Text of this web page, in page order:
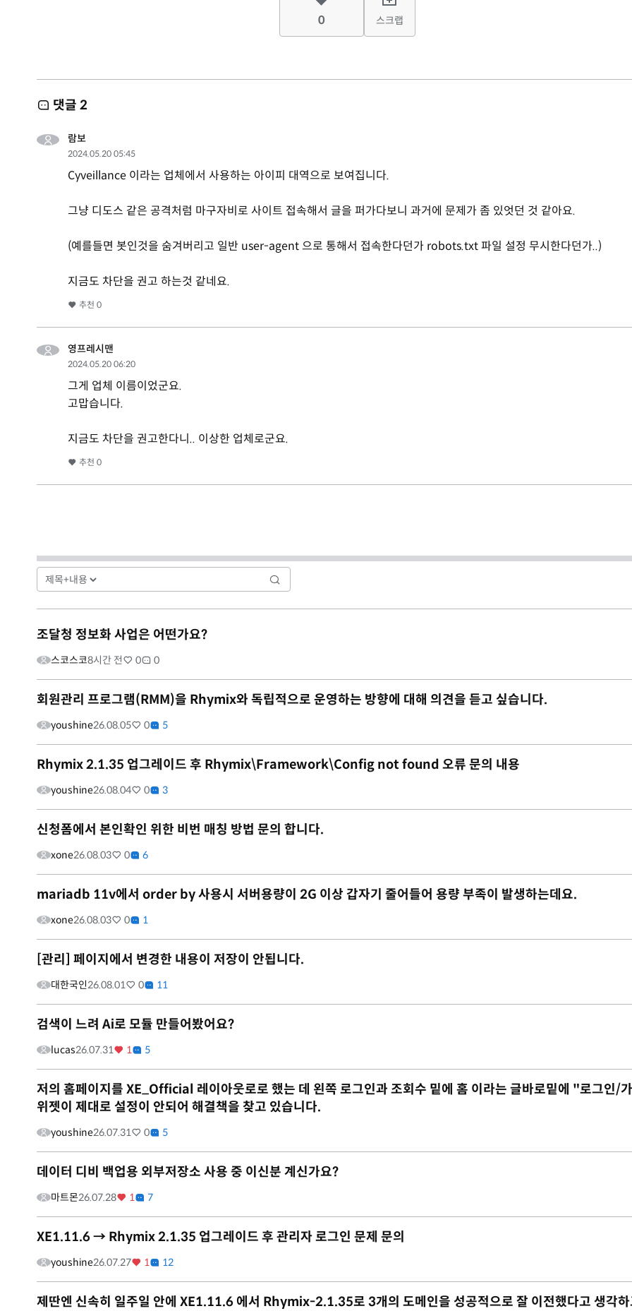
0 스크랩
댓글 2
람보
2024.05.20 05:45
Cyveillance 이라는 업체에서 사용하는 아이피 대역으로 보여집니다.
그냥 디도스 같은 공격처럼 마구자비로 사이트 접속해서 글을 퍼가다보니 과거에 문제가 좀 있엇던 것 같아요.
(예를들면 봇인것을 숨겨버리고 일반 user-agent 으로 통해서 접속한다던가 robots.txt 파일 설정 무시한다던가..)
지금도 차단을 권고 하는것 같네요.
추천 0
영프레시맨
2024.05.20 06:20
그게 업체 이름이었군요.
고맙습니다.
지금도 차단을 권고한다니.. 이상한 업체로군요.
추천 0
조달청 정보화 사업은 어떤가요?
스코스코8시간 전 0 0
회원관리 프로그램(RMM)을 Rhymix와 독립적으로 운영하는 방향에 대해 의견을 듣고 싶습니다.
youshine26.08.05 0 5
Rhymix 2.1.35 업그레이드 후 Rhymix\Framework\Config not found 오류 문의 내용
youshine26.08.04 0 3
신청폼에서 본인확인 위한 비번 매칭 방법 문의 합니다.
xone26.08.03 0 6
mariadb 11v에서 order by 사용시 서버용량이 2G 이상 갑자기 줄어들어 용량 부족이 발생하는데요.
xone26.08.03 0 1
[관리] 페이지에서 변경한 내용이 저장이 안됩니다.
대한국인26.08.01 0 11
검색이 느려 Ai로 모듈 만들어봤어요?
lucas26.07.31 1 5
저의 홈페이지를 XE_Official 레이아웃로로 했는 데 왼쪽 로그인과 조회수 밑에 홈 이라는 글바로밑에 "로그인/
위젯이 제대로 설정이 안되어 해결책을 찾고 있습니다.
youshine26.07.31 0 5
데이터 디비 백업용 외부저장소 사용 중 이신분 계신가요?
마트몬26.07.28 1 7
XE1.11.6 → Rhymix 2.1.35 업그레이드 후 관리자 로그인 문제 문의
youshine26.07.27 1 12
제딴엔 신속히 일주일 안에 XE1.11.6 에서 Rhymix-2.1.35로 3개의 도메인을 성공적으로 잘 이전했다고 생각하